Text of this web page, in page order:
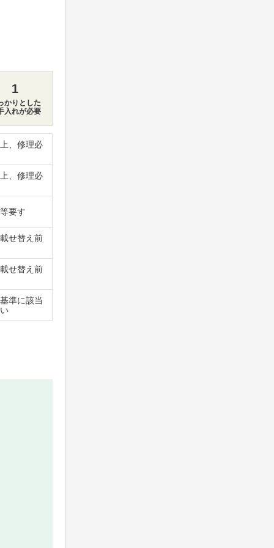
1
かりとした
入れが必要
、修理必
、修理必
要す
せ替え前
せ替え前
準に該当